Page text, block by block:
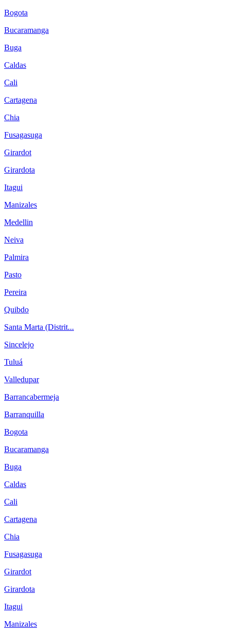
Bogota
Bucaramanga
Buga
Caldas
Cali
Cartagena
Chia
Fusagasuga
Girardot
Girardota
Itagui
Manizales
Medellin
Neiva
Palmira
Pasto
Pereira
Quibdo
Santa Marta (Distrit...
Sincelejo
Tuluá
Valledupar
Barrancabermeja
Barranquilla
Bogota
Bucaramanga
Buga
Caldas
Cali
Cartagena
Chia
Fusagasuga
Girardot
Girardota
Itagui
Manizales